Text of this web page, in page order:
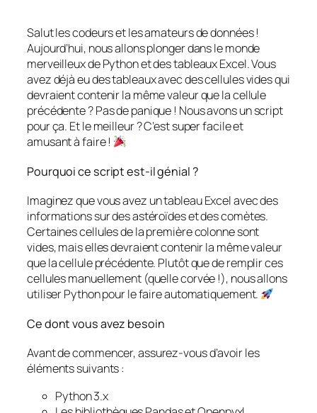
Salut les codeurs et les amateurs de données !
Aujourd’hui, nous allons plonger dans le monde
merveilleux de Python et des tableaux Excel. Vous
avez déjà eu des tableaux avec des cellules vides qui
devraient contenir la même valeur que la cellule
précédente ? Pas de panique ! Nous avons un script
pour ça. Et le meilleur ? C’est super facile et
amusant à faire !
Pourquoi ce script est-il génial ?
Imaginez que vous avez un tableau Excel avec des
informations sur des astéroïdes et des comètes.
Certaines cellules de la première colonne sont
vides, mais elles devraient contenir la même valeur
que la cellule précédente. Plutôt que de remplir ces
cellules manuellement (quelle corvée !), nous allons
utiliser Python pour le faire automatiquement.
Ce dont vous avez besoin
Avant de commencer, assurez-vous d’avoir les
éléments suivants :
Python 3.x